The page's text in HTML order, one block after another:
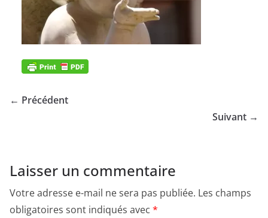
← Précédent
Suivant →
Laisser un commentaire
Votre adresse e-mail ne sera pas publiée. Les champs
obligatoires sont indiqués avec *